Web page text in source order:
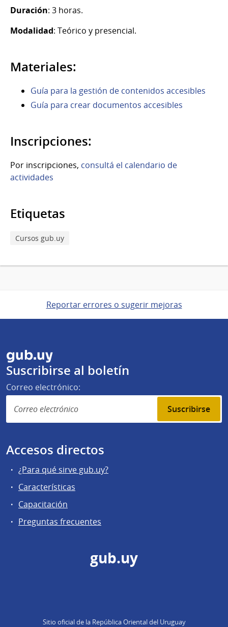
Duración: 3 horas.
Modalidad: Teórico y presencial.
Materiales:
Guía para la gestión de contenidos accesibles
Guía para crear documentos accesibles
Inscripciones:
Por inscripciones, consultá el calendario de
actividades
Etiquetas
Cursos gub.uy
Reportar errores o sugerir mejoras
gub.uy
Suscribirse al boletín
Correo electrónico:
Suscribirse
Accesos directos
¿Para qué sirve gub.uy?
Características
Capacitación
Preguntas frecuentes
gub.uy
Sitio oficial de la República Oriental del Uruguay